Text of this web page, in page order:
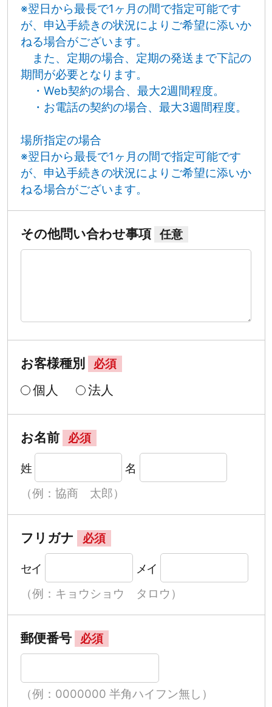
※翌日から最長で1ヶ月の間で指定可能です
が、申込手続きの状況によりご希望に添いか
ねる場合がございます。
また、定期の場合、定期の発送まで下記の
期間が必要となります。
・Web契約の場合、最大2週間程度。
・お電話の契約の場合、最大3週間程度。
場所指定の場合
※翌日から最長で1ヶ月の間で指定可能です
が、申込手続きの状況によりご希望に添いか
ねる場合がございます。
その他問い合わせ事項 任意
お客様種別 必須
個人 法人
お名前 必須
姓
名
（例：協商 太郎）
フリガナ 必須
セイ
メイ
（例：キョウショウ タロウ）
郵便番号 必須
（例：0000000 半角ハイフン無し）